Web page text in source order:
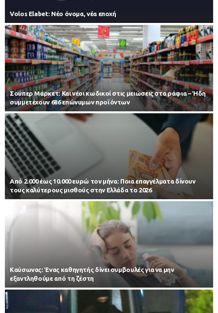
Volos Elabet: Νέο όνομα, νέα εποχή
Σούπερ Μάρκετ: Και νέοι κωδικοί στις μειώσεις στα ράφια – Ήδη
συμμετέχουν 686 επώνυμων προϊόντων
Από 2.000 έως 10.000 ευρώ τον μήνα: Ποια επαγγέλματα δίνουν
τους καλύτερους μισθούς στην Ελλάδα το 2026
Kαύσωνας: Ένας καθηγητής δίνει συμβουλές για να μην
εξαντληθούμε από τη ζέστη